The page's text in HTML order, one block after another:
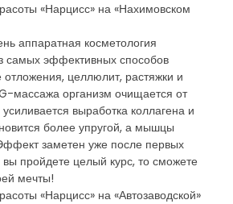
«Нарцисс» на «Нахимовском
аппаратная косметология
самых эффективных способов
отложения, целлюлит, растяжки и
массажа организм очищается от
выработка коллагена и
более упругой, а мышцы
заметен уже после первых
пройдете целый курс, то сможете
мечты!
«Нарцисс» на «Автозаводской»